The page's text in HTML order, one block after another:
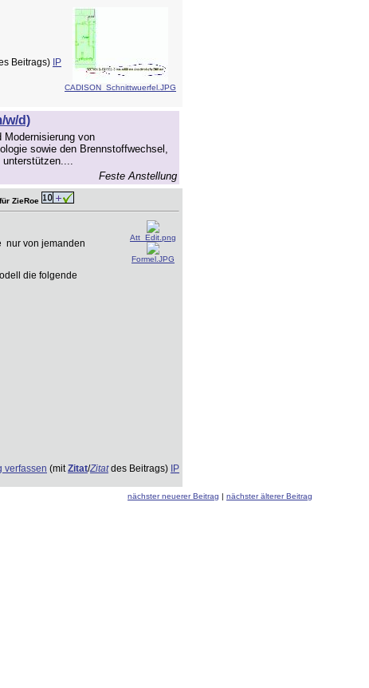
CADISON_Schnittwuerfel.JPG
Beitrags) IP
w/d)
von
sowie den Brennstoffwechsel,
unterstützen....
Feste Anstellung
ZieRoe
Att_Edit.png
Formel.JPG
nur von jemanden
die folgende
verfassen (mitZitat/Zitatdes Beitrags) IP
nächster neuerer Beitrag | nächster älterer Beitrag